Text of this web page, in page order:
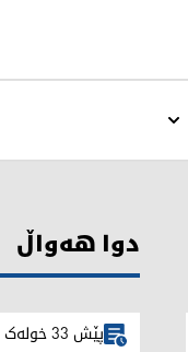
دوا هەواڵ
پێش 33 خولەک